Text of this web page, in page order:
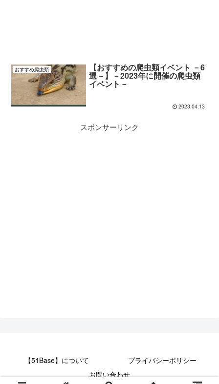
おすすめ爬虫類 【おすすめの爬虫類イベント －6
選－】－2023年に開催の爬虫類
イベント－
2023.04.13
スポンサーリンク
【51Base】について
プライバシーポリシー
お問い合わせ